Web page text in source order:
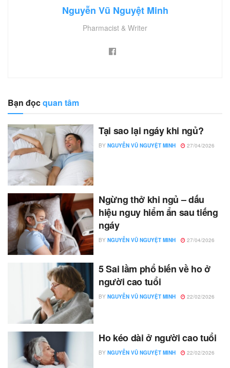
Nguyễn Vũ Nguyệt Minh
Pharmacist & Writer
Bạn đọcquan tâm
Tại sao lại ngáy khi ngủ?
BY NGUYỄN VŨ NGUYỆT MINH 27/04/2026
Ngừng thở khi ngủ – dấu
hiệu nguy hiểm ẩn sau tiếng
ngáy
BY NGUYỄN VŨ NGUYỆT MINH 27/04/2026
5 Sai lầm phổ biến về ho ở
người cao tuổi
BY NGUYỄN VŨ NGUYỆT MINH 22/02/2026
Ho kéo dài ở người cao tuổi
BY NGUYỄN VŨ NGUYỆT MINH 22/02/2026